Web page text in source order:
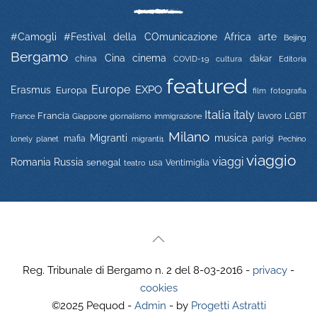
#Camogli #Festival della COmunicazione Africa arte Beijing
Bergamo china Cina cinema COVID-19 cultura dakar Editoria
Erasmus Europa Europe EXPO featured film fotografia
France Francia Giappone giornalismo immigrazione Italia italy lavoro LGBT
lonely planet mafia Migranti migranti1 Milano musica parigi Pechino
Romania Russia senegal teatro usa Ventimiglia viaggi viaggio
Reg. Tribunale di Bergamo n. 2 del 8-03-2016 - privacy -
cookies
©2025 Pequod - Admin - by Progetti Astratti